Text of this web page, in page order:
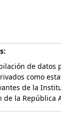
de datos
como
de la
de la República